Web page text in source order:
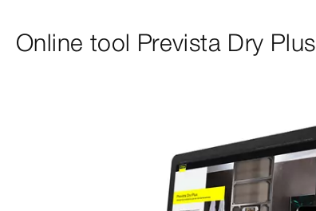
Online tool Prevista Dry Plus